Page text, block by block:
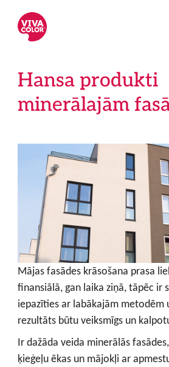
Hansa produkti
minerālajām
Mājas fasādes krāsošana prasa
finansiālā, gan laika ziņā, tāpēc ir
iepazīties ar labākajām metodēm
rezultāts būtu veiksmīgs un
Ir dažāda veida minerālās
ķieģeļu ēkas un mājokļi ar